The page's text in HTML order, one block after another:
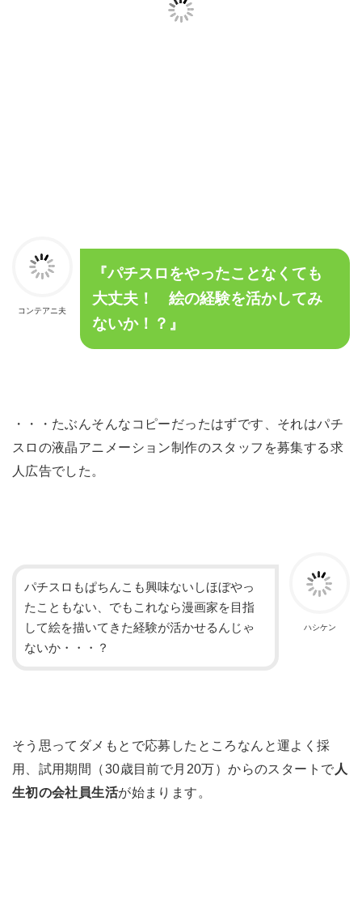
コンテアニ夫
『パチスロをやったことなくても
大丈夫！ 絵の経験を活かしてみ
ないか！？』
・・・たぶんそんなコピーだったはずです、それはパチ
スロの液晶アニメーション制作のスタッフを募集する求
人広告でした。
ハシケン
パチスロもぱちんこも興味ないしほぼやっ
たこともない、でもこれなら漫画家を目指
して絵を描いてきた経験が活かせるんじゃ
ないか・・・？
そう思ってダメもとで応募したところなんと運よく採
用、試用期間（30歳目前で月20万）からのスタートで 人
生初の会社員生活が始まります。